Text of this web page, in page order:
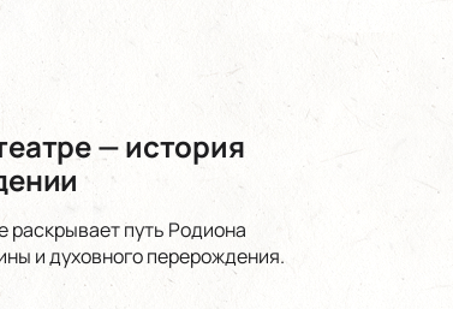
— история
раскрывает путь Родиона
и духовного перерождения.